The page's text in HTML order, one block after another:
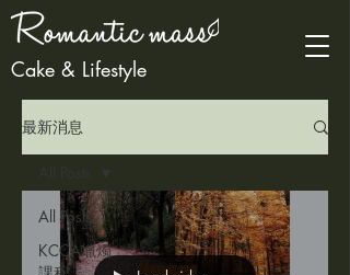
Cake & Lifestyle
最新消息
All Posts
KCCA蠟燭